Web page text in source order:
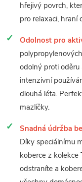
hřejivý povrch,
pro relaxaci, hraní
Odolnost pro
odolný proti oděru
intenzivní
dlouhá léta.
mazlíčky.
Snadná údržba
Díky speciálnímu
koberce z kolekce
odstraníte a